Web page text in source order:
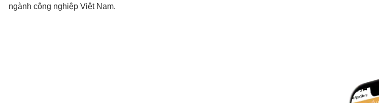
ngành công nghiệp Việt Nam.